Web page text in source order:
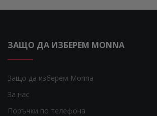
ЗАЩО ДА ИЗБЕРЕМ MONNA
Защо да изберем Monna
За нас
Поръчки по телефона